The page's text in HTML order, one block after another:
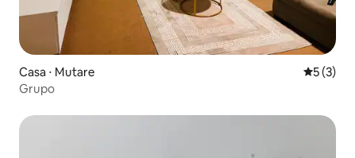
Casa ⋅ Mutare 5 de
5 (3)
Grupo